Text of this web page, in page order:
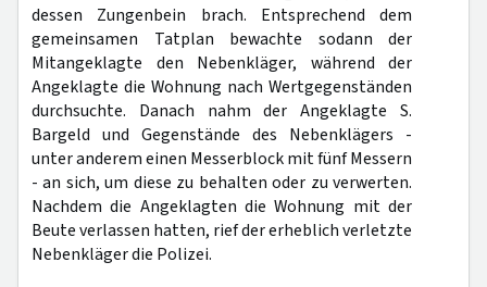
dessen Zungenbein brach. Entsprechend dem
gemeinsamen Tatplan bewachte sodann der
Mitangeklagte den Nebenkläger, während der
Angeklagte die Wohnung nach Wertgegenständen
durchsuchte. Danach nahm der Angeklagte S.
Bargeld und Gegenstände des Nebenklägers -
unter anderem einen Messerblock mit fünf Messern
- an sich, um diese zu behalten oder zu verwerten.
Nachdem die Angeklagten die Wohnung mit der
Beute verlassen hatten, rief der erheblich verletzte
Nebenkläger die Polizei.